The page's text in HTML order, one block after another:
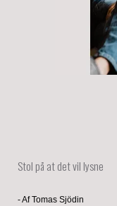
Stol på at det vil lysne
- Af Tomas Sjödin